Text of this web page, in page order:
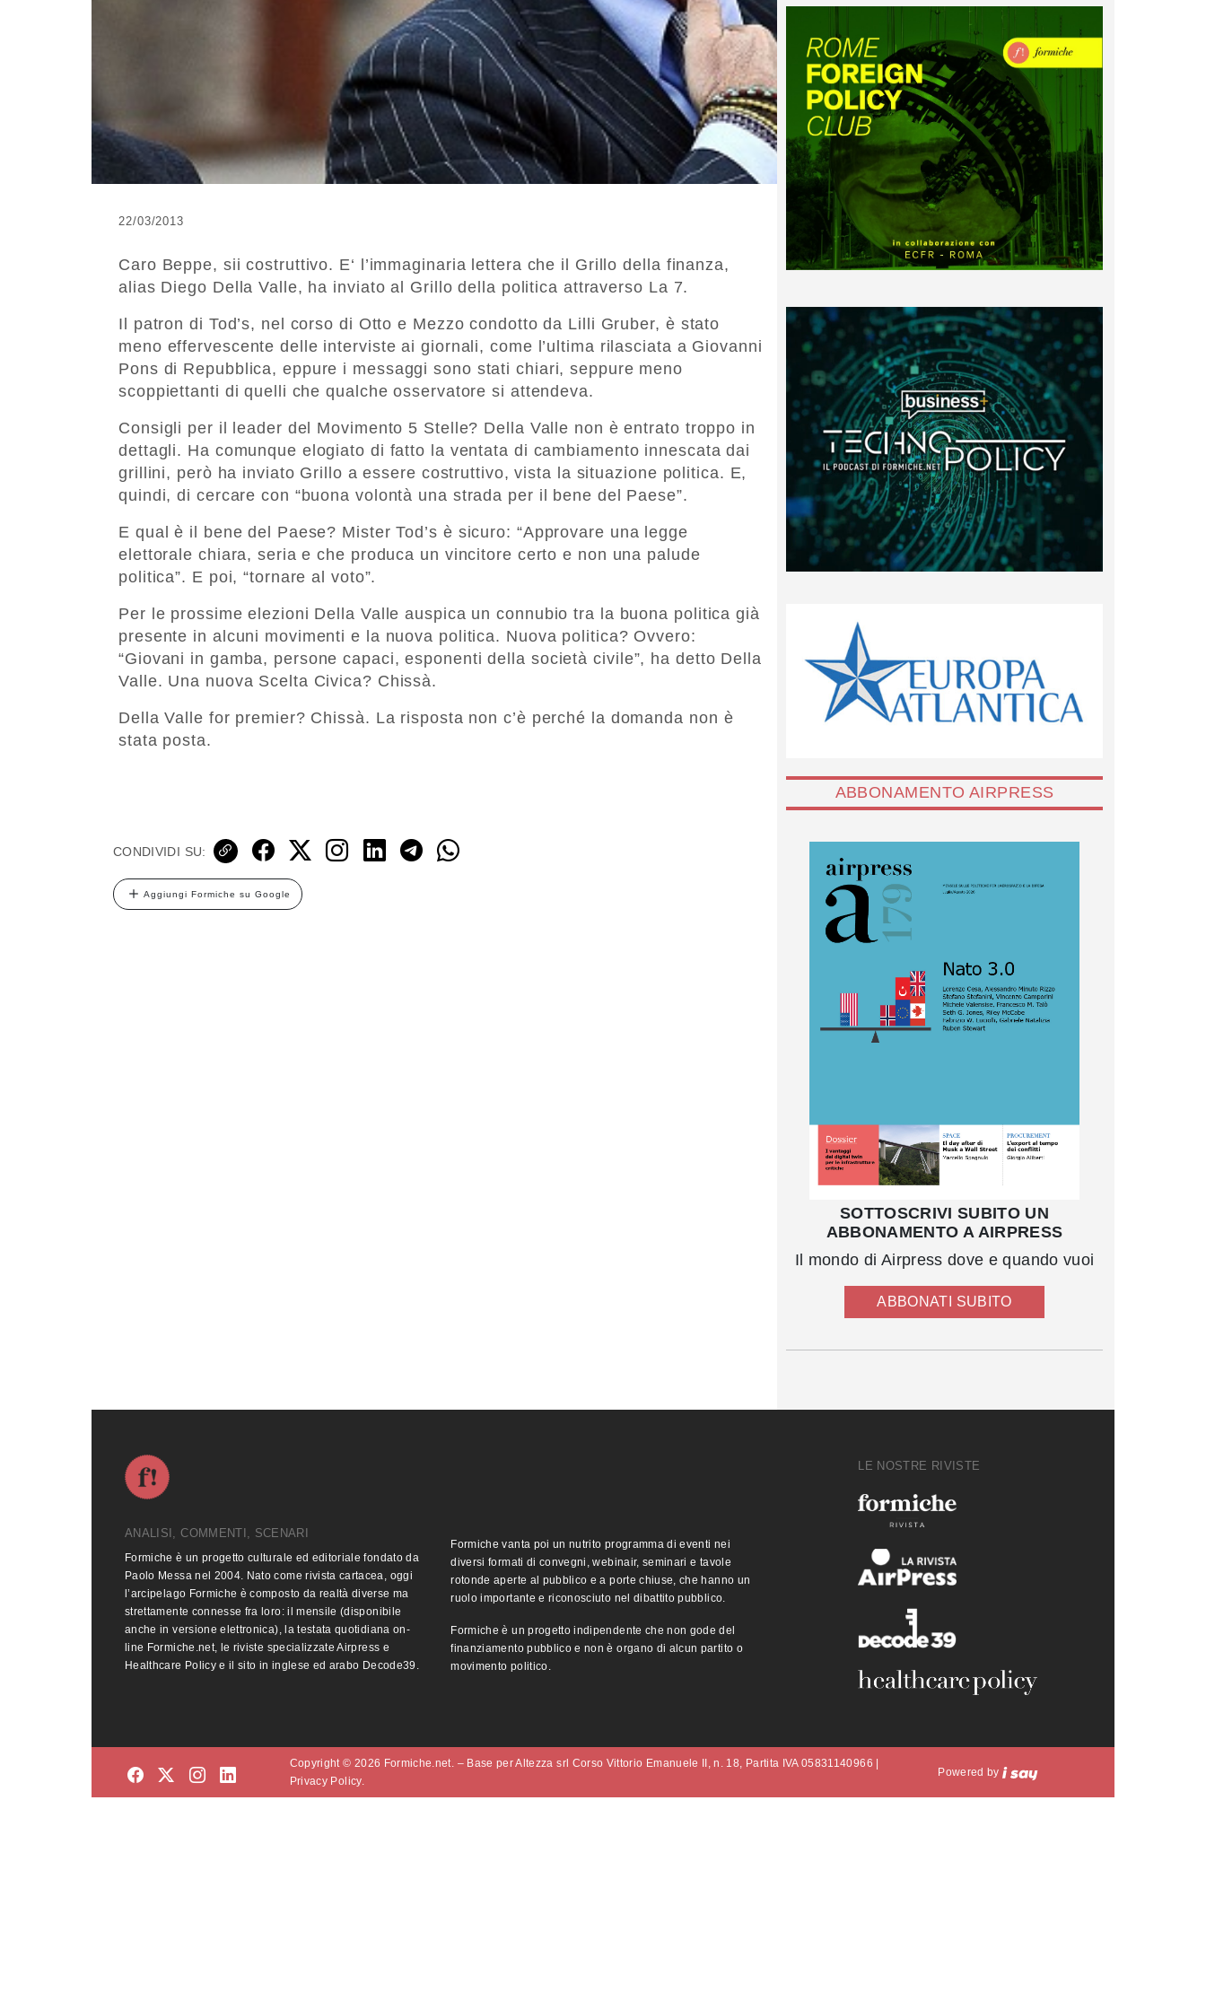
22/03/2013
Caro Beppe, sii costruttivo. E‘ l’immaginaria lettera che il Grillo della finanza,
alias Diego Della Valle, ha inviato al Grillo della politica attraverso La 7.
Il patron di Tod’s, nel corso di Otto e Mezzo condotto da Lilli Gruber, è stato
meno effervescente delle interviste ai giornali, come l’ultima rilasciata a Giovanni
Pons di Repubblica, eppure i messaggi sono stati chiari, seppure meno
scoppiettanti di quelli che qualche osservatore si attendeva.
Consigli per il leader del Movimento 5 Stelle? Della Valle non è entrato troppo in
dettagli. Ha comunque elogiato di fatto la ventata di cambiamento innescata dai
grillini, però ha inviato Grillo a essere costruttivo, vista la situazione politica. E,
quindi, di cercare con “buona volontà una strada per il bene del Paese”.
E qual è il bene del Paese? Mister Tod’s è sicuro: “Approvare una legge
elettorale chiara, seria e che produca un vincitore certo e non una palude
politica”. E poi, “tornare al voto”.
Per le prossime elezioni Della Valle auspica un connubio tra la buona politica già
presente in alcuni movimenti e la nuova politica. Nuova politica? Ovvero:
“Giovani in gamba, persone capaci, esponenti della società civile”, ha detto Della
Valle. Una nuova Scelta Civica? Chissà.
Della Valle for premier? Chissà. La risposta non c’è perché la domanda non è
stata posta.
CONDIVIDI SU:
Aggiungi Formiche su Google
ABBONAMENTO AIRPRESS
SOTTOSCRIVI SUBITO UN
ABBONAMENTO A AIRPRESS
Il mondo di Airpress dove e quando vuoi
ABBONATI SUBITO
ANALISI, COMMENTI, SCENARI
Formiche è un progetto culturale ed editoriale fondato da
Paolo Messa nel 2004. Nato come rivista cartacea, oggi
l’arcipelago Formiche è composto da realtà diverse ma
strettamente connesse fra loro: il mensile (disponibile
anche in versione elettronica), la testata quotidiana on-
line Formiche.net, le riviste specializzate Airpress e
Healthcare Policy e il sito in inglese ed arabo Decode39.
Formiche vanta poi un nutrito programma di eventi nei
diversi formati di convegni, webinair, seminari e tavole
rotonde aperte al pubblico e a porte chiuse, che hanno un
ruolo importante e riconosciuto nel dibattito pubblico.
Formiche è un progetto indipendente che non gode del
finanziamento pubblico e non è organo di alcun partito o
movimento politico.
LE NOSTRE RIVISTE
Copyright © 2026 Formiche.net. – Base per Altezza srl Corso Vittorio Emanuele II, n. 18, Partita IVA 05831140966 |
Privacy Policy.
Powered by